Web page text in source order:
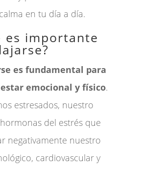
en tu día a día.
es importante
es fundamental para
emocional y físico.
estresados, nuestro
del estrés que
negativamente nuestro
cardiovascular y